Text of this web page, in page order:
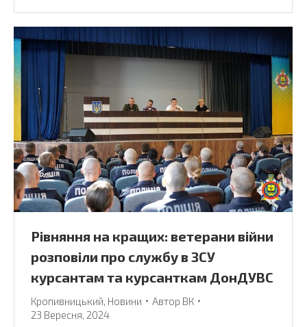
Рівняння на кращих: ветерани війни
розповіли про службу в ЗСУ
курсантам та курсанткам ДонДУВС
Кропивницький, Новини Автор ВК
23 Вересня, 2024